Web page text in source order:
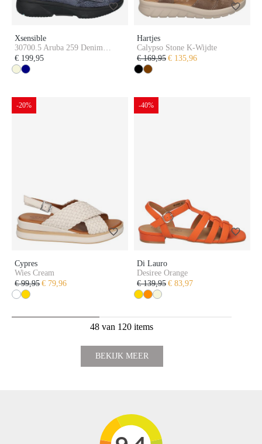
Xsensible
30700.5 Aruba 259 Denim
Fantasy GH-Wijdte
€ 199,95
Hartjes
Calypso Stone K-Wijdte
€ 169,95 € 135,96
-20%
Cypres
Wies Cream
€ 99,95 € 79,96
-40%
Di Lauro
Desiree Orange
€ 139,95 € 83,97
48 van 120 items
BEKIJK MEER